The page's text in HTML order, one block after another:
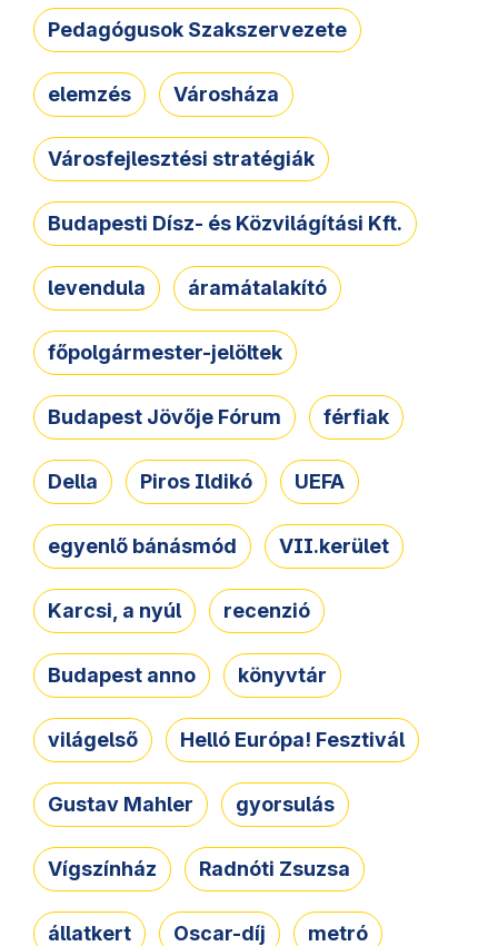
Pedagógusok Szakszervezete
elemzés Városháza
Városfejlesztési stratégiák
Budapesti Dísz- és Közvilágítási Kft.
levendula áramátalakító
főpolgármester-jelöltek
Budapest Jövője Fórum férfiak
Della Piros Ildikó UEFA
egyenlő bánásmód VII.kerület
Karcsi, a nyúl recenzió
Budapest anno könyvtár
világelső Helló Európa! Fesztivál
Gustav Mahler gyorsulás
Vígszínház Radnóti Zsuzsa
állatkert Oscar-díj metró